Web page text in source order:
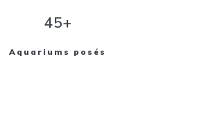
45+
Aquariums posés